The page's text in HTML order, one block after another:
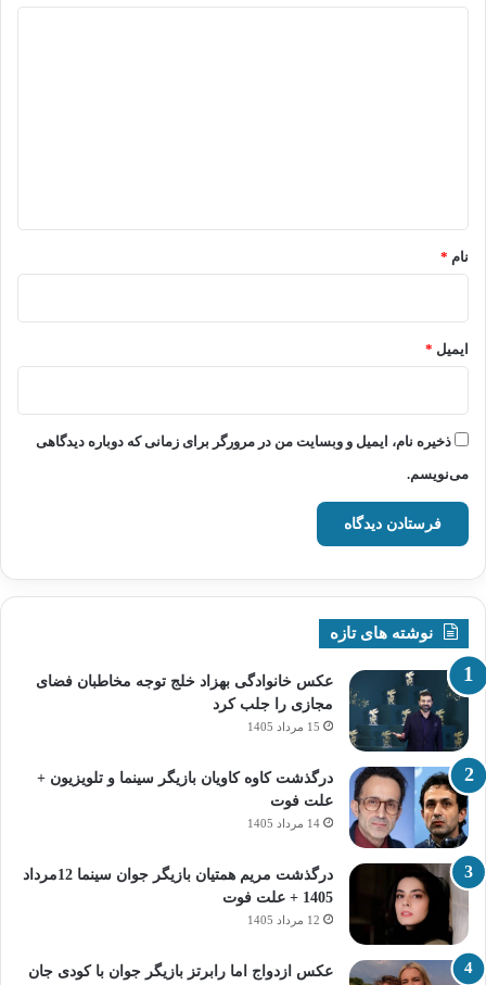
نام *
ایمیل *
ذخیره نام، ایمیل و وبسایت من در مرورگر برای زمانی که دوباره دیدگاهی
می‌نویسم.
نوشته های تازه
عکس خانوادگی بهزاد خلج توجه مخاطبان فضای
مجازی را جلب کرد
15 مرداد 1405
درگذشت کاوه کاویان بازیگر سینما و تلویزیون +
علت فوت
14 مرداد 1405
درگذشت مریم همتیان بازیگر جوان سینما 12مرداد
1405 + علت فوت
12 مرداد 1405
عکس ازدواج اما رابرتز بازیگر جوان با کودی جان